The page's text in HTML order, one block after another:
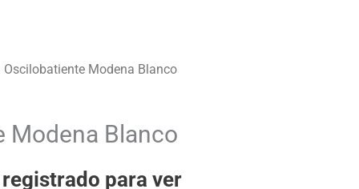
Modena Blanco
Modena Blanco
para ver